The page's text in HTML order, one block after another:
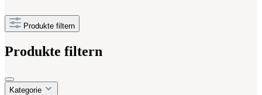
Produkte filtern
Produkte filtern
Kategorie